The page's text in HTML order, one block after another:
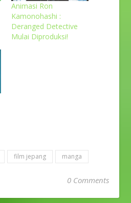
Animasi Ron
Kamonohashi :
Deranged Detective
Mulai Diproduksi!
film jepang manga
0 Comments